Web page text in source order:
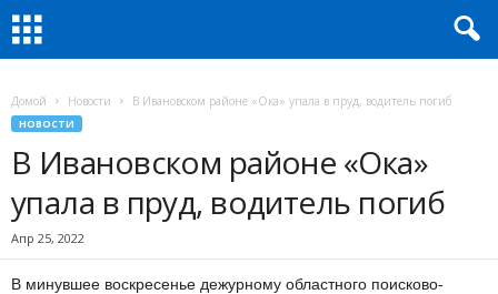
Домой Новости В Ивановском районе «Ока» упала в пруд, водитель погиб
НОВОСТИ
В Ивановском районе «Ока»
упала в пруд, водитель погиб
Апр 25, 2022
В минувшее воскресенье дежурному областного поисково-